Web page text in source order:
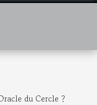
du Cercle ?